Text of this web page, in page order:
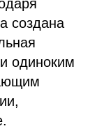
создана
одиноким